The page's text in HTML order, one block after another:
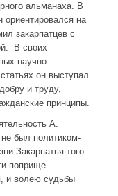
альманаха. В
на
закарпатцев с
В своих
научно-
он выступал
и труду,
принципы.
А.
был политиком-
Закарпатья того
поприще
и волею судьбы